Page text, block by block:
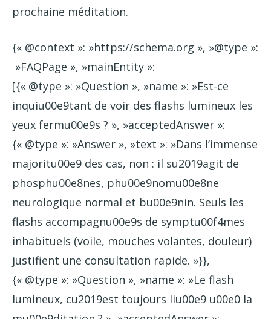
prochaine méditation.
{« @context »: »https://schema.org », »@type »:
»FAQPage », »mainEntity »:
[{« @type »: »Question », »name »: »Est-ce
inquiu00e9tant de voir des flashs lumineux les
yeux fermu00e9s ? », »acceptedAnswer »:
{« @type »: »Answer », »text »: »Dans l’immense
majoritu00e9 des cas, non : il su2019agit de
phosphu00e8nes, phu00e9nomu00e8ne
neurologique normal et bu00e9nin. Seuls les
flashs accompagnu00e9s de symptu00f4mes
inhabituels (voile, mouches volantes, douleur)
justifient une consultation rapide. »}},
{« @type »: »Question », »name »: »Le flash
lumineux, cu2019est toujours liu00e9 u00e0 la